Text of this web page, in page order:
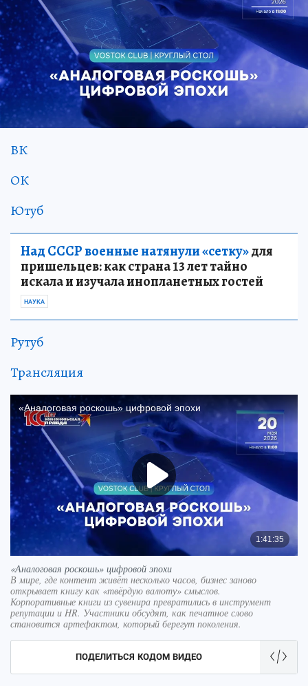
ВК
ОК
Ютуб
Над СССР военные натянули «сетку»для
пришельцев: как страна 13 лет тайно
искала и изучала инопланетных гостей
НАУКА
Рутуб
Трансляция
«Аналоговая роскошь» цифровой эпохи
В мире, где контент живёт несколько часов, бизнес заново
открывает книгу как «твёрдую валюту» смыслов.
Корпоративные книги из сувенира превратились в инструмент
репутации и HR. Участники обсудят, как печатное слово
становится артефактом, который берегут поколения.
ПОДЕЛИТЬСЯ КОДОМ ВИДЕО